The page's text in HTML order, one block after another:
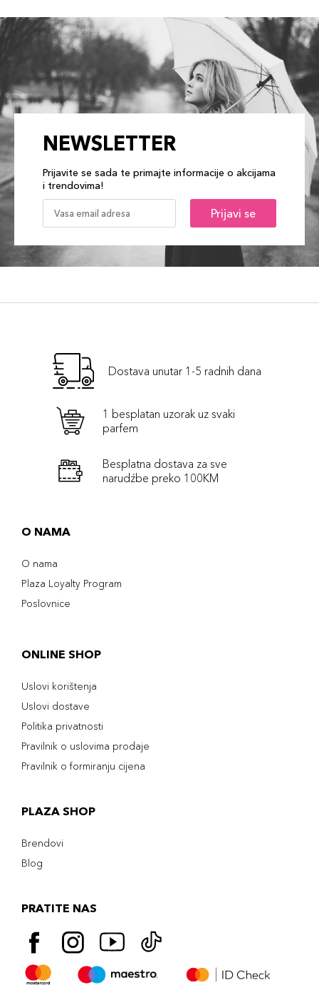
NEWSLETTER
Prijavite se sada te primajte informacije o akcijama
i trendovima!
Prijavi se
Dostava unutar 1-5 radnih dana
1 besplatan uzorak uz svaki
parfem
Besplatna dostava za sve
narudźbe preko 100KM
O NAMA
O nama
Plaza Loyalty Program
Poslovnice
ONLINE SHOP
Uslovi korištenja
Uslovi dostave
Politika privatnosti
Pravilnik o uslovima prodaje
Pravilnik o formiranju cijena
PLAZA SHOP
Brendovi
Blog
PRATITE NAS